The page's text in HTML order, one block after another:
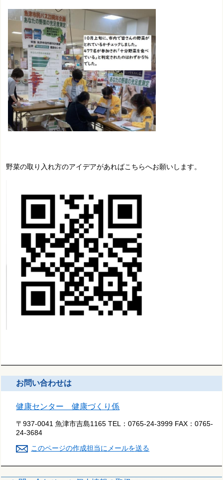
野菜の取り入れ方のアイデアがあればこちらへお願いします。
お問い合わせは
健康センター 健康づくり係
〒937-0041 魚津市吉島1165 TEL：0765-24-3999 FAX：0765-
24-3684
このページの作成担当にメールを送る